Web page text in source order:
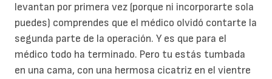
levantan por primera vez (porque ni incorporarte sola
puedes) comprendes que el médico olvidó contarte la
segunda parte de la operación. Y es que para el
médico todo ha terminado. Pero tu estás tumbada
en una cama, con una hermosa cicatriz en el vientre